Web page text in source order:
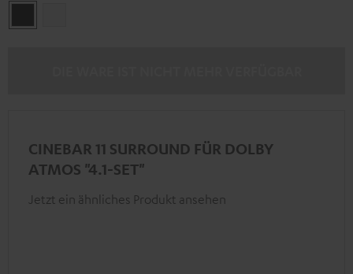
CINEBAR 11 SURROUND FÜR DOLBY
ATMOS "4.1-SET"
Jetzt ein ähnliches Produkt ansehen